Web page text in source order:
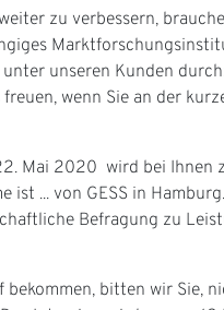
zu verbessern,
unseren Kunden
wenn Sie an der
Mai 2020 wird bei Ihnen
ist ... von GESS in
Befragung zu
bekommen, bitten wir Sie,